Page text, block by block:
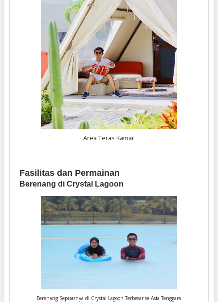
Area Teras Kamar
Fasilitas dan Permainan
Berenang di Crystal Lagoon
Berenang Sepuasnya di Crystal Lagoon Terbesar se Asia Tenggara